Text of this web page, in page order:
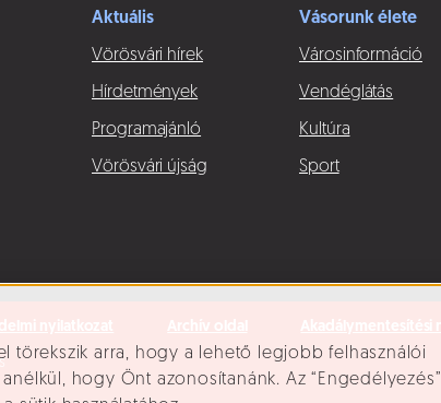
törekszik arra, hogy a lehető legjobb felhasználói
hogy Önt azonosítanánk. Az “Engedélyezés”
Aktuális
Vörösvári hírek
Hírdetmények
Programajánló
Vörösvári újság
Vásorunk élete
Városinformáció
Vendéglátás
Kultúra
Sport